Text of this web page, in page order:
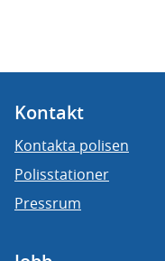
Kontakt
Kontakta polisen
Polisstationer
Pressrum